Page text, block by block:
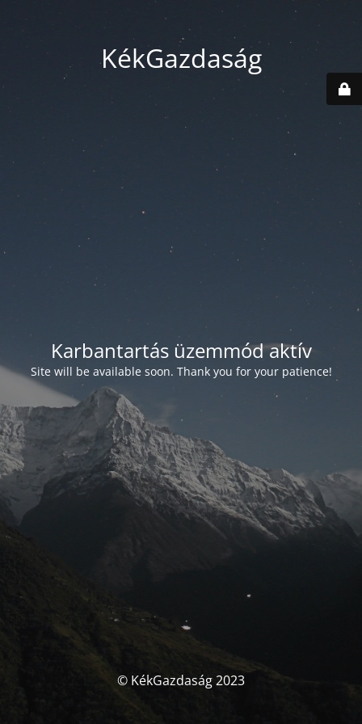
KékGazdaság
Karbantartás üzemmód aktív
Site will be available soon. Thank you for your patience!
© KékGazdaság 2023